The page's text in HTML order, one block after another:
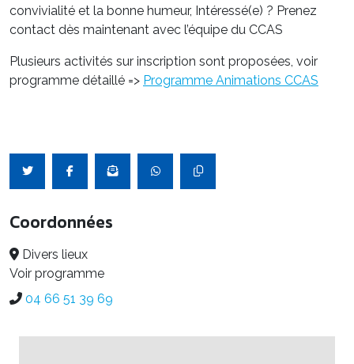
convivialité et la bonne humeur, Intéressé(e) ? Prenez
contact dès maintenant avec l’équipe du CCAS
Plusieurs activités sur inscription sont proposées, voir
programme détaillé => Programme Animations CCAS
Coordonnées
Divers lieux
Voir programme
04 66 51 39 69